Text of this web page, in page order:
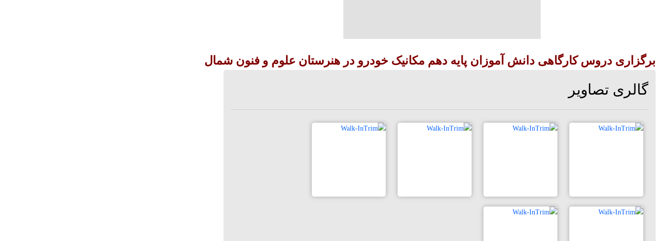
برگزاری دروس کارگاهی دانش آموزان پایه دهم مکانیک خودرو در هنرستان علوم و فنون شمال
گالری تصاویر